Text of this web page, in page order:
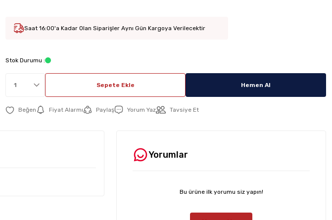
Saat 16:00'a Kadar Olan Siparişler Aynı Gün Kargoya Verilecektir
Stok Durumu :
Sepete Ekle Hemen Al
Fiyat Alarmı Paylaş Yorum Yaz Tavsiye Et
Yorumlar
Bu ürüne ilk yorumu siz yapın!